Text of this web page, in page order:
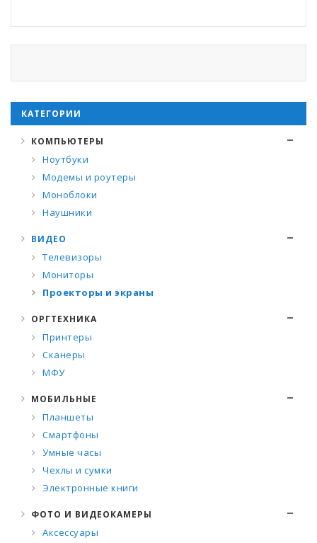
КАТЕГОРИИ
КОМПЬЮТЕРЫ
Ноутбуки
Модемы и роутеры
Моноблоки
Наушники
ВИДЕО
Телевизоры
Мониторы
Проекторы и экраны
ОРГТЕХНИКА
Принтеры
Сканеры
МФУ
МОБИЛЬНЫЕ
Планшеты
Смартфоны
Умные часы
Чехлы и сумки
Электронные книги
ФОТО И ВИДЕОКАМЕРЫ
Аксессуары